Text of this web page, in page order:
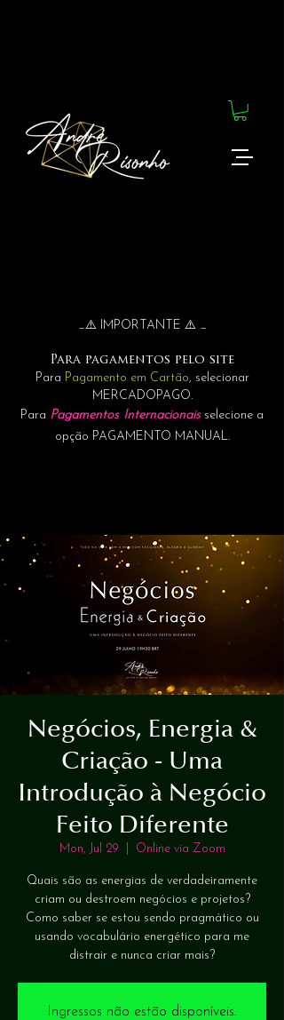
_⚠️ IMPORTANTE ⚠️ _
Para pagamentos pelo site
Para Pagamento em Cartão, selecionar
MERCADOPAGO.
Para Pagamentos Internacionais selecione a
opção PAGAMENTO MANUAL.
Negócios, Energia &
Criação - Uma
Introdução à Negócio
Feito Diferente
Mon, Jul 29 Online via Zoom
Quais são as energias de verdadeiramente
criam ou destroem negócios e projetos?
Como saber se estou sendo pragmático ou
usando vocabulário energético para me
distrair e nunca criar mais?
Ingressos não estão disponíveis.